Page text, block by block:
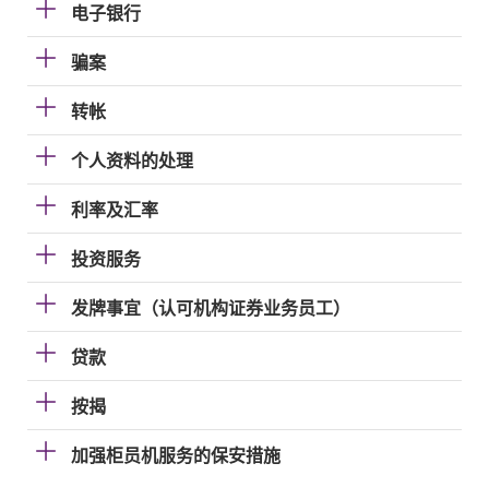
电子银行
骗案
转帐
个人资料的处理
利率及汇率
投资服务
发牌事宜（认可机构证券业务员工）
贷款
按揭
加强柜员机服务的保安措施